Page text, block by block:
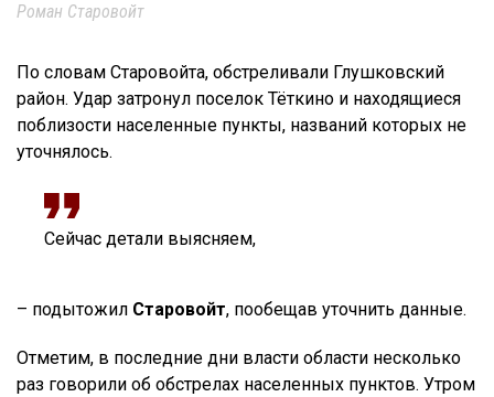
Роман Старовойт
По словам Старовойта, обстреливали Глушковский
район. Удар затронул поселок Тёткино и находящиеся
поблизости населенные пункты, названий которых не
уточнялось.
Сейчас детали выясняем,
– подытожил Старовойт, пообещав уточнить данные.
Отметим, в последние дни власти области несколько
раз говорили об обстрелах населенных пунктов. Утром